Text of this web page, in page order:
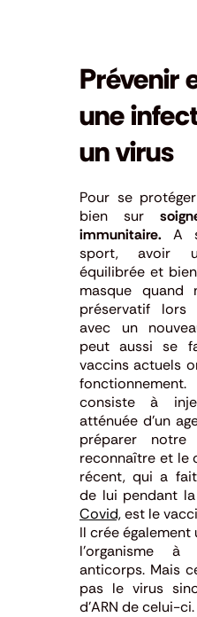
Prévenir
une
un virus
Pour se
bien sur
immunitaire. A
sport, avoir
équilibrée et
masque quand
préservatif lors
avec un
peut aussi se
vaccins actuels
consiste à
atténuée d’un
préparer
reconnaître et le
récent, qui a
de lui pendant
Covid,est le
Il crée
l’organisme à
anticorps. Mais
pas le virus
d’ARN de celui-ci.